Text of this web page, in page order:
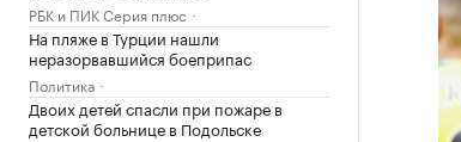
РБК и ПИК Серия плюс
На пляже в Турции нашли
неразорвавшийся боеприпас
Политика
Двоих детей спасли при пожаре в
детской больнице в Подольске